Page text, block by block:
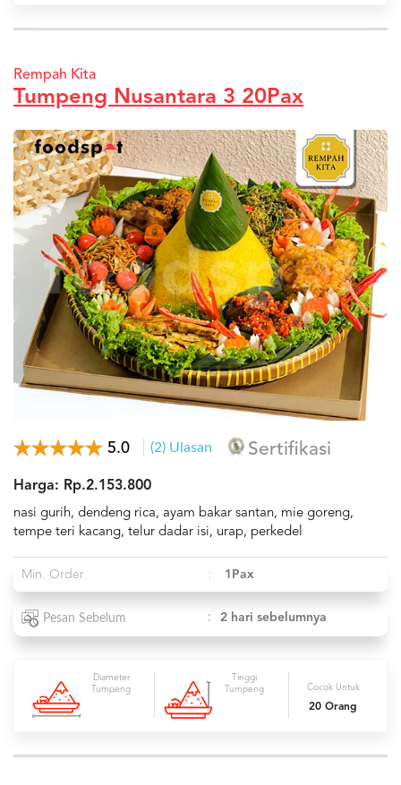
Rempah Kita
Tumpeng Nusantara 3 20Pax
5.0 (2) Ulasan Sertifikasi
Harga: Rp.2.153.800
nasi gurih, dendeng rica, ayam bakar santan, mie goreng,
tempe teri kacang, telur dadar isi, urap, perkedel
Min. Order : 1Pax
Pesan Sebelum : 2 hari sebelumnya
Diameter
Tumpeng
Tinggi
Tumpeng
Cocok Untuk
20 Orang